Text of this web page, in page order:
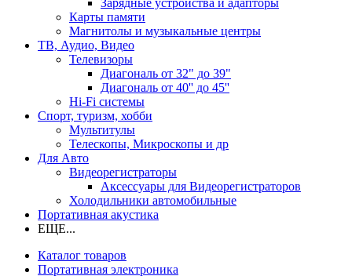
Зарядные устройства и адапторы
Карты памяти
Магнитолы и музыкальные центры
ТВ, Аудио, Видео
Телевизоры
Диагональ от 32" до 39"
Диагональ от 40'' до 45''
Hi-Fi системы
Спорт, туризм, хобби
Мультитулы
Телескопы, Микроскопы и др
Для Авто
Видеорегистраторы
Аксессуары для Видеорегистраторов
Холодильники автомобильные
Портативная акустика
ЕЩЕ...
Каталог товаров
Портативная электроника